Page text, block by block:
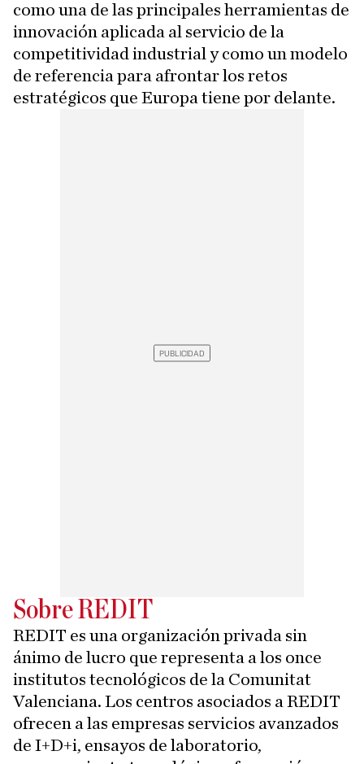
como una de las principales herramientas de
innovación aplicada al servicio de la
competitividad industrial y como un modelo
de referencia para afrontar los retos
estratégicos que Europa tiene por delante.
Sobre REDIT
REDIT es una organización privada sin
ánimo de lucro que representa a los once
institutos tecnológicos de la Comunitat
Valenciana. Los centros asociados a REDIT
ofrecen a las empresas servicios avanzados
de I+D+i, ensayos de laboratorio,